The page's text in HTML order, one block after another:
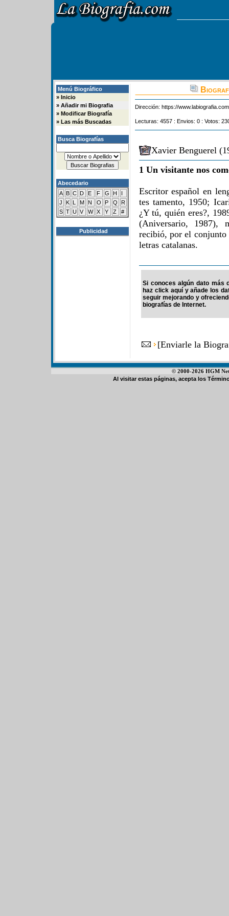
Menú Biográfico
» Inicio
» Añadir mi Biografia
» Modificar Biografía
» Las más Buscadas
Busca Biografías
Abecedario
A B C D E F G H
I
J
K L M N O P Q
R
S T U V W X Y Z #
Publicidad
Dirección: https://
Lecturas: 4557 : Envios: 0 : Votos:
Xavier Benguerel
1 Un visitante nos
Escritor español en
tes tamento, 1950;
¿Y tú, quién eres?,
(Aniversario, 1987),
recibió, por el conjunto
letras catalanas.
Si conoces algún dato más
haz click aquí y añade los
seguir mejorando y
biografías de Internet.
[Enviarle la
© 2000-2026 HGM
Al visitar estas páginas, acepta los